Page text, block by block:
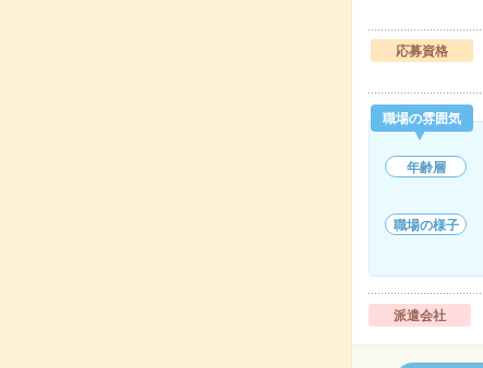
応募資格
職場の雰囲気
年齢層
職場の様子
派遣会社